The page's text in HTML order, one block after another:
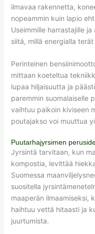
ilmavaa rakennetta,
nopeammin kuin lapio
Useimmille harrastajille
siitä, millä energialla
Perinteinen
mittaan koeteltua
lupaa hiljaisuutta ja
paremmin suomalaiselle
vaihtuu paikoin kiviseen
poutajakso voi muuttua
Puutarhajyrsimen
Jyrsintä tarvitaan, kun
kompostia, levittää
Suomessa
suositella
maaperän ilmaamiseksi,
haihtuu vettä hitaasti ja
juurtumista.